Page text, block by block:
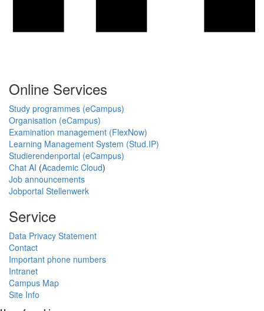
Online Services
Study programmes (eCampus)
Organisation (eCampus)
Examination management (FlexNow)
Learning Management System (Stud.IP)
Studierendenportal (eCampus)
Chat AI (Academic Cloud)
Job announcements
Jobportal Stellenwerk
Service
Data Privacy Statement
Contact
Important phone numbers
Intranet
Campus Map
Site Info